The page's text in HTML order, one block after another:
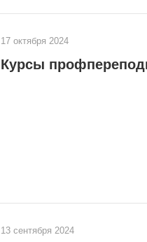
17 октября 2024
Курсы
13 сентября 2024